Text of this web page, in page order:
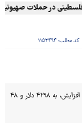
کد مطلب:۱۱۵۲۴۹۴
قیمت هر اونس طلا برای تحویل فوری، با یک درصد افزایش، به ۴۲۹۸ دلار و ۴۸